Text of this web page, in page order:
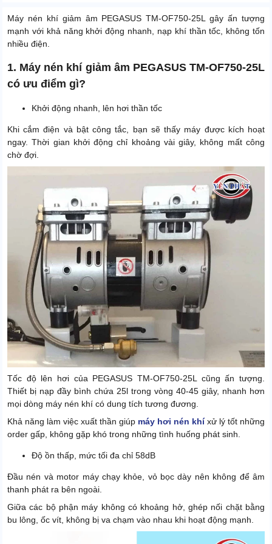
Máy nén khí giảm âm PEGASUS TM-OF750-25L gây ấn tượng
mạnh với khả năng khởi động nhanh, nạp khí thần tốc, không tốn
nhiều điện.
1. Máy nén khí giảm âm PEGASUS TM-OF750-25L
có ưu điểm gì?
Khởi động nhanh, lên hơi thần tốc
Khi cắm điện và bật công tắc, bạn sẽ thấy máy được kích hoạt
ngay. Thời gian khởi động chỉ khoảng vài giây, không mất công
chờ đợi.
Tốc độ lên hơi của PEGASUS TM-OF750-25L cũng ấn tượng.
Thiết bị nạp đầy bình chứa 25l trong vòng 40-45 giây, nhanh hơn
mọi dòng máy nén khí có dung tích tương đương.
Khả năng làm việc xuất thần giúp máy hơi nén khíxử lý tốt những
order gấp, không gặp khó trong những tình huống phát sinh.
Độ ồn thấp, mức tối đa chỉ 58dB
Đầu nén và motor máy chạy khỏe, vỏ bọc dày nên không để âm
thanh phát ra bên ngoài.
Giữa các bộ phận máy không có khoảng hở, ghép nối chặt bằng
bu lông, ốc vít, không bị va chạm vào nhau khi hoạt động mạnh.